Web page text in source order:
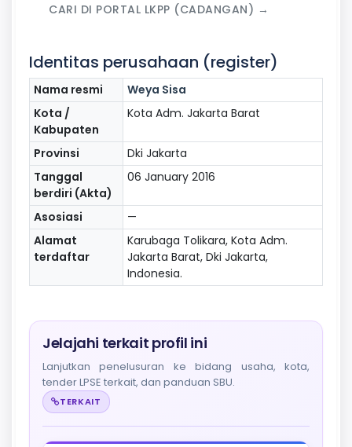
CARI DI PORTAL LKPP (CADANGAN) →
Identitas perusahaan (register)
Nama resmi
Weya Sisa
Kota /
Kabupaten
Kota Adm. Jakarta Barat
Provinsi
Dki Jakarta
Tanggal
berdiri (Akta)
06 January 2016
Asosiasi
—
Alamat
terdaftar
Karubaga Tolikara, Kota Adm.
Jakarta Barat, Dki Jakarta,
Indonesia.
Jelajahi terkait profil ini
Lanjutkan penelusuran ke bidang usaha, kota,
tender LPSE terkait, dan panduan SBU.
TERKAIT